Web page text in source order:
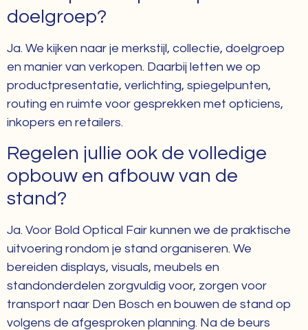
doelgroep?
Ja. We kijken naar je merkstijl, collectie, doelgroep
en manier van verkopen. Daarbij letten we op
productpresentatie, verlichting, spiegelpunten,
routing en ruimte voor gesprekken met opticiens,
inkopers en retailers.
Regelen jullie ook de volledige
opbouw en afbouw van de
stand?
Ja. Voor Bold Optical Fair kunnen we de praktische
uitvoering rondom je stand organiseren. We
bereiden displays, visuals, meubels en
standonderdelen zorgvuldig voor, zorgen voor
transport naar Den Bosch en bouwen de stand op
volgens de afgesproken planning. Na de beurs